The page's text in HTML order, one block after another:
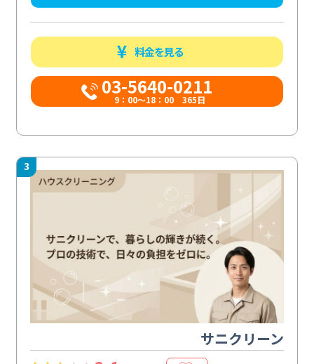
料金を見る
03-5640-0211
9：00～18：00 365日
3
サニクリーン